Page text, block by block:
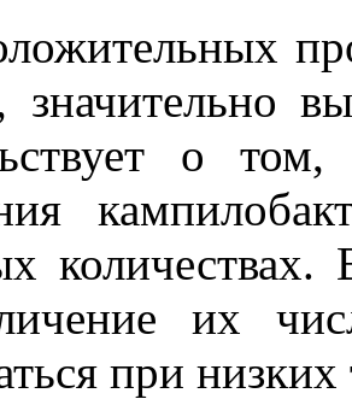
значительно
о
их
при низких